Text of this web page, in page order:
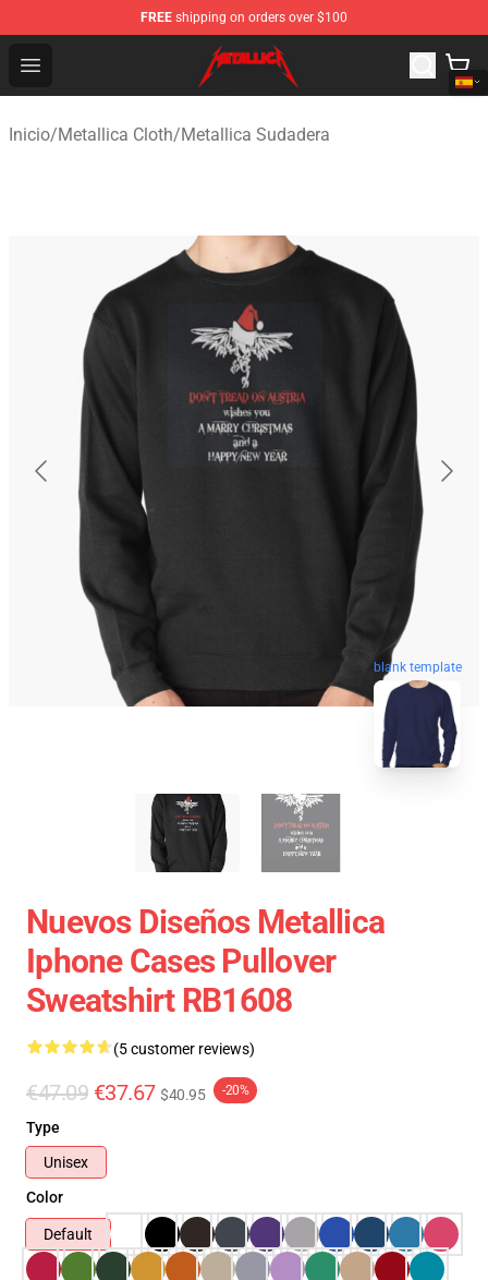
FREE shipping on orders over $100
Open menu
Metallica Store - Official Metallica Merchandise Shop
Inicio/Metallica Cloth/Metallica Sudadera
blank template
Nuevos Diseños Metallica
Iphone Cases Pullover
Sweatshirt RB1608
(5 customer reviews)
€47.09 €37.67 $40.95 -20%
Type
Unisex
Color
Default